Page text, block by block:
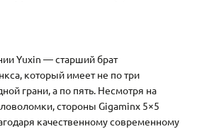
Yuxin — старший брат
который имеет не по три
грани, а по пять. Несмотря на
стороны Gigaminx 5×5
качественному современному